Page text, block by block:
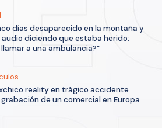
días desaparecido en la montaña y
audio diciendo que estaba herido:
llamar a una ambulancia?”
reality en trágico accidente
de un comercial en Europa